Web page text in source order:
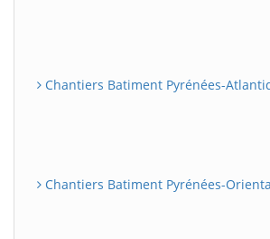
Chantiers Batiment Pyrénées-
Chantiers Batiment Pyrénées-